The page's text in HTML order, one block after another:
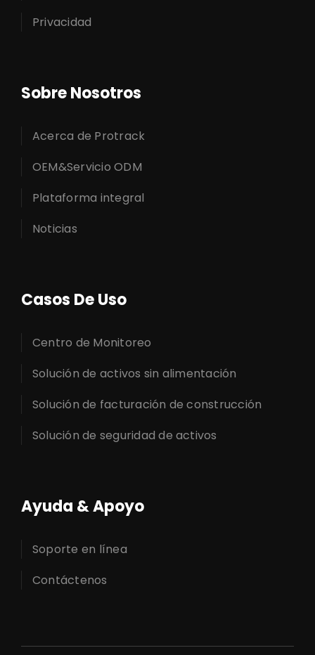
Privacidad
Sobre Nosotros
Acerca de Protrack
OEM&Servicio ODM
Plataforma integral
Noticias
Casos De Uso
Centro de Monitoreo
Solución de activos sin alimentación
Solución de facturación de construcción
Solución de seguridad de activos
Ayuda & Apoyo
Soporte en línea
Contáctenos